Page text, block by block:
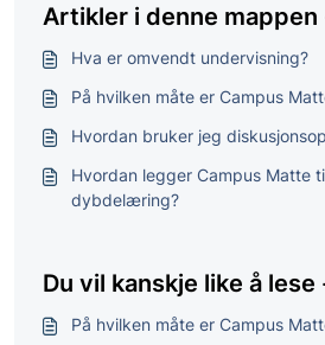
Artikler i denne mappen
Hva er omvendt undervisning?
På hvilken måte er Campus
Hvordan bruker jeg
Hvordan legger Campus Matte
dybdelæring?
Du vil kanskje like å lese
På hvilken måte er Campus